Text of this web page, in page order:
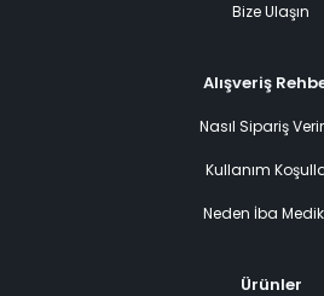
Bize Ulaşın
Alışveriş
Nasıl Sipariş
Kullanım
Neden İba
Ürünler